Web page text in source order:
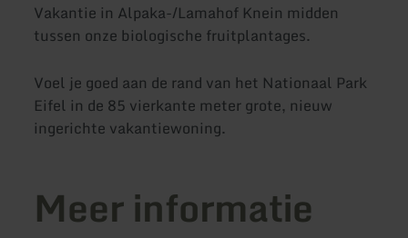
Vakantie in Alpaka-/Lamahof Knein midden
tussen onze biologische fruitplantages.
Voel je goed aan de rand van het Nationaal Park
Eifel in de 85 vierkante meter grote, nieuw
ingerichte vakantiewoning.
Meer informatie